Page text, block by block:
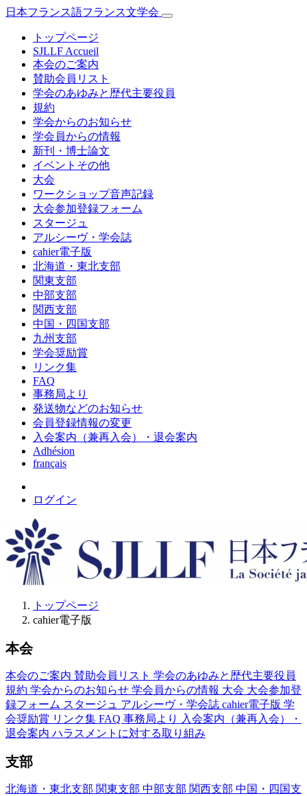
日本フランス語フランス文学会
トップページ
SJLLF Accueil
本会のご案内
賛助会員リスト
学会のあゆみと歴代主要役員
規約
学会からのお知らせ
学会員からの情報
新刊・博士論文
イベントその他
大会
ワークショップ音声記録
大会参加登録フォーム
スタージュ
アルシーヴ・学会誌
cahier電子版
北海道・東北支部
関東支部
中部支部
関西支部
中国・四国支部
九州支部
学会奨励賞
リンク集
FAQ
事務局より
発送物などのお知らせ
会員登録情報の変更
入会案内（兼再入会）・退会案内
Adhésion
français
ログイン
トップページ
cahier電子版
本会
本会のご案内 賛助会員リスト 学会のあゆみと歴代主要役員
規約 学会からのお知らせ 学会員からの情報 大会 大会参加登
録フォーム スタージュ アルシーヴ・学会誌 cahier電子版 学
会奨励賞 リンク集 FAQ 事務局より
入会案内（兼再入会）・
退会案内 ハラスメントに対する取り組み
支部
北海道・東北支部 関東支部 中部支部 関西支部 中国・四国支